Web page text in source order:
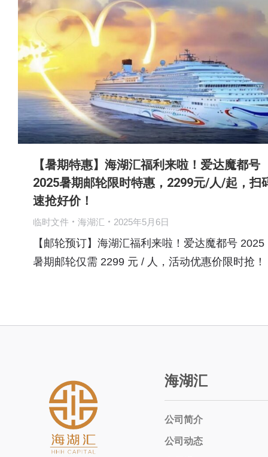
【暑期特惠】海湖汇福利来啦！爱达魔都号
2025暑期邮轮限时特惠，2299元/人/起，扫
速抢好价！
临时文件 海湖汇 2025年5月6日
【邮轮预订】海湖汇福利来啦！爱达魔都号 2025
暑期邮轮仅需 2299 元 / 人，活动优惠价限时抢！
海湖汇
公司简介
公司动态